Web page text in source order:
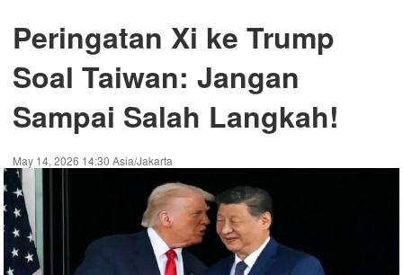
Peringatan Xi ke Trump
Soal Taiwan: Jangan
Sampai Salah Langkah!
May 14, 2026 14:30 Asia/Jakarta